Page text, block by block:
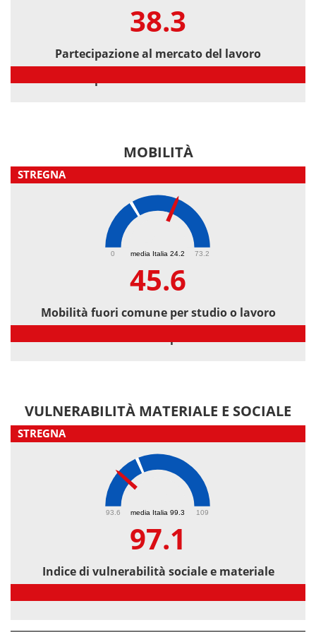
38.3
Partecipazione al mercato del lavoro
MOBILITÀ
STREGNA
media Italia 24.2
0 73.2
45.6
Mobilità fuori comune per studio o lavoro
VULNERABILITÀ MATERIALE E SOCIALE
STREGNA
media Italia 99.3
93.6 109
97.1
Indice di vulnerabilità sociale e materiale